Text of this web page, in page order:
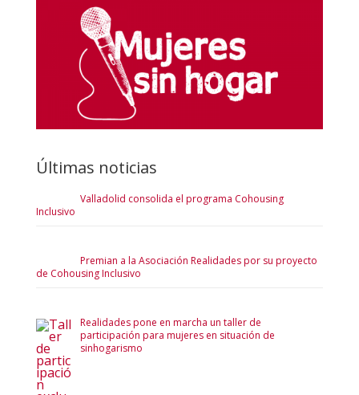
Últimas noticias
Valladolid consolida el programa Cohousing
Inclusivo
Premian a la Asociación Realidades por su proyecto
de Cohousing Inclusivo
Realidades pone en marcha un taller de
participación para mujeres en situación de
sinhogarismo